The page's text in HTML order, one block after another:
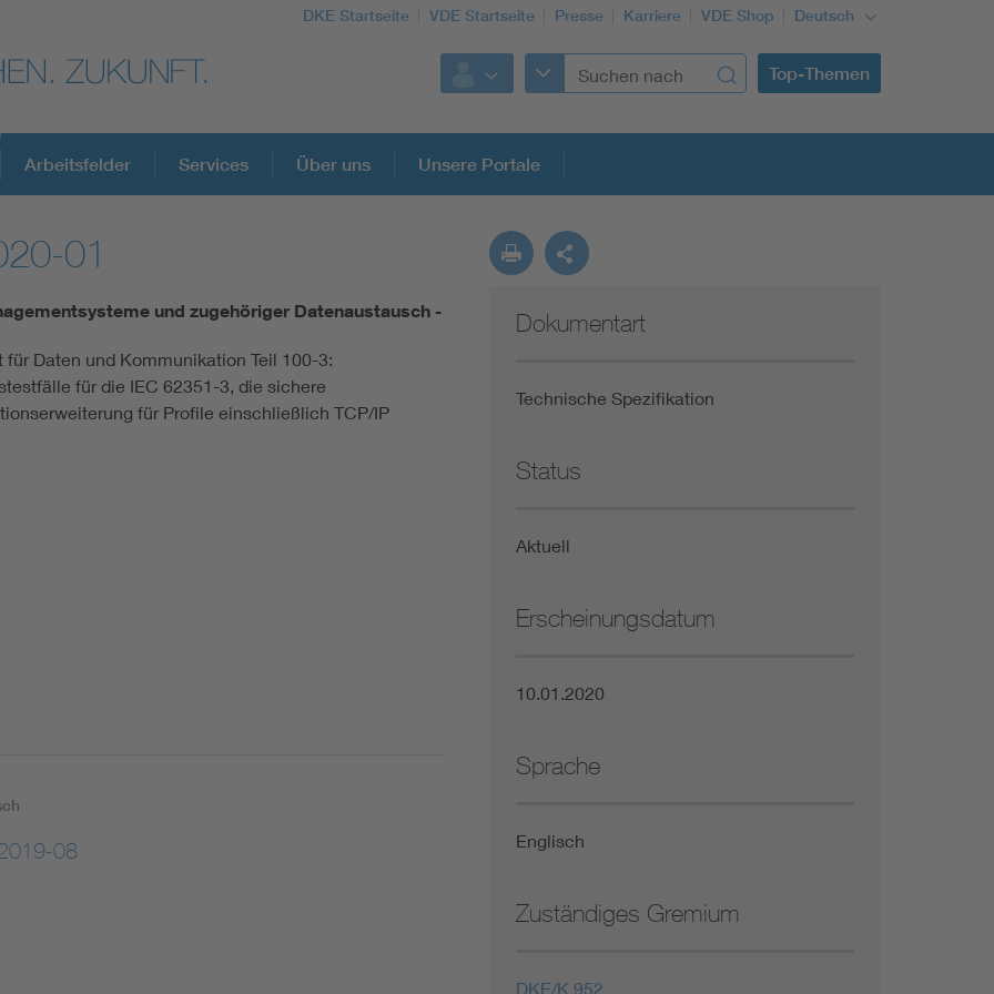
DKE Startseite VDE Startseite Presse Karriere VDE Shop Deutsch
Top-Themen
DKE Fachinformationen im Kontext der Normung
Blitzschutz: DIN EN 62305 in der Übersicht
Circular Economy für mehr Ressourceneffizienz
Funktionale Sicherheit schützt den Menschen
Gleichstromanwendungen im Wachstum
Arbeitsfelder Services Über uns Unsere Portale
01
und zugehöriger Datenaustausch -
für Daten und Kommunikation Teil 100-3:
für die IEC 62351-3, die sichere
für Profile einschließlich TCP/IP
08
Dokumentart
Technische Spezifikation
Status
Aktuell
Erscheinungsdatum
10.01.2020
Sprache
Englisch
Zuständiges Gremium
DKE/K 952